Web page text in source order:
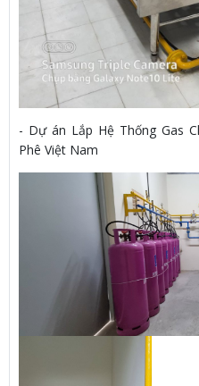
- Dự án Lắp Hệ Thống Gas
Phê Việt Nam